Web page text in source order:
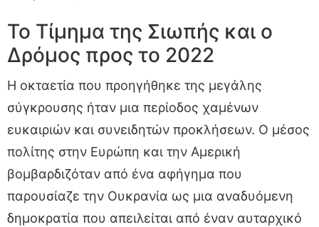
Το Τίμημα της Σιωπής και ο
Δρόμος προς το 2022
Η οκταετία που προηγήθηκε της μεγάλης
σύγκρουσης ήταν μια περίοδος χαμένων
ευκαιριών και συνειδητών προκλήσεων. Ο μέσος
πολίτης στην Ευρώπη και την Αμερική
βομβαρδιζόταν από ένα αφήγημα που
παρουσίαζε την Ουκρανία ως μια αναδυόμενη
δημοκρατία που απειλείται από έναν αυταρχικό